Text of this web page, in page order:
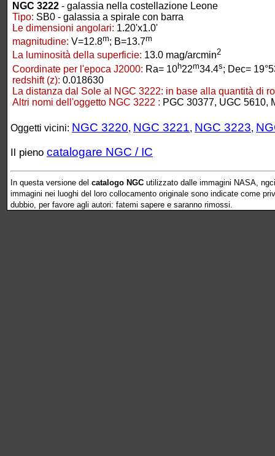
NGC 3222 - galassia nella costellazione Leone
Tipo: SB0 - galassia a spirale con barra
Le dimensioni angolari: 1.20'x1.0'
magnitudine: V=12.8m; B=13.7m
La luminosità della superficie: 13.0 mag/arcmin2
Coordinate per l'epoca J2000: Ra= 10h22m34.4s; Dec=
redshift (z): 0.018630
La distanza dal Sole al NGC 3222: in base alla quantità di
Altri nomi dell'oggetto NGC 3222 : PGC 30377, UGC 5610,
Oggetti vicini: NGC 3220, NGC 3221, NGC 3223,
Il pieno catalogare NGC / IC
In questa versione del catalogo NGC utilizzato dalle immagini NASA,
immagini nei luoghi del loro collocamento originale sono indicate come
dubbio, per favore agli autori: fatemi sapere e saranno rimossi.